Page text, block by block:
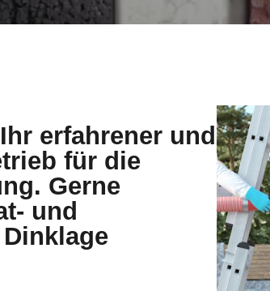
erfahrener und
für die
Gerne
und